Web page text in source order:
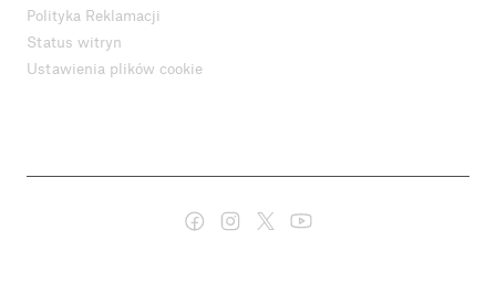
Polityka Reklamacji
Status witryn
Ustawienia plików cookie